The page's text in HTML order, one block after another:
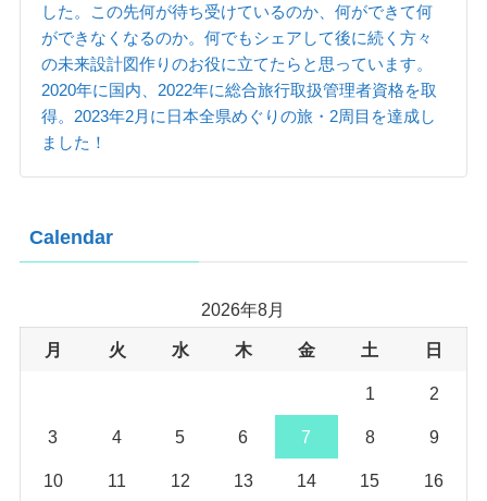
した。この先何が待ち受けているのか、何ができて何
ができなくなるのか。何でもシェアして後に続く方々
の未来設計図作りのお役に立てたらと思っています。
2020年に国内、2022年に総合旅行取扱管理者資格を取
得。2023年2月に日本全県めぐりの旅・2周目を達成し
ました！
Calendar
2026年8月
月 火 水 木 金 土 日
1 2
3 4 5 6 7 8 9
10 11 12 13 14 15 16